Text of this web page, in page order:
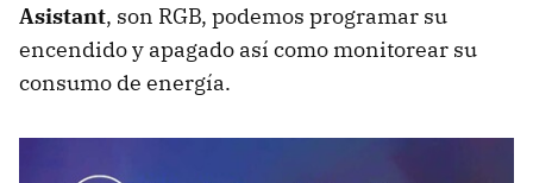
Asistant, son RGB, podemos programar su
encendido y apagado así como monitorear su
consumo de energía.